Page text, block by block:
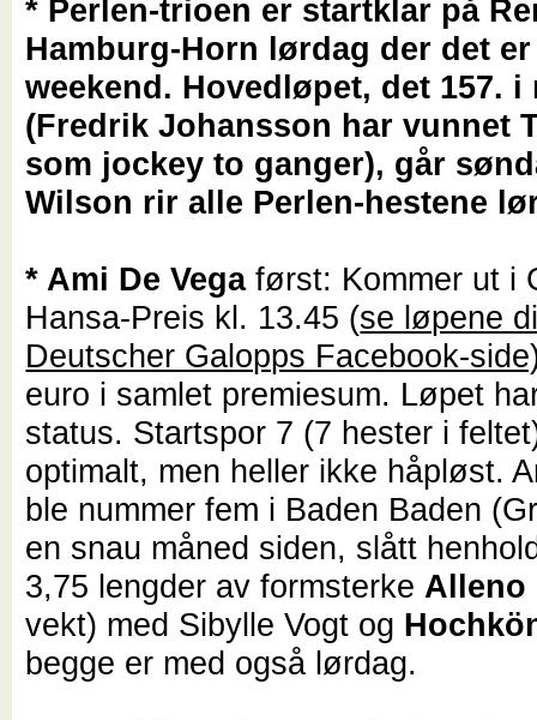
* Perlen-trioen er startklar på
Hamburg-Horn lørdag der det
weekend. Hovedløpet, det 157. i
(Fredrik Johansson har vunnet
som jockey to ganger), går
Wilson rir alle Perlen-hestene
* Ami De Vegaførst: Kommer ut i
Hansa-Preis kl. 13.45 (se løpene
Deutscher Galopps Facebook-
euro i samlet premiesum. Løpet
status. Startspor 7 (7 hester i
optimalt, men heller ikke håpløst.
ble nummer fem i Baden Baden
en snau måned siden, slått
3,75 lengder av formsterkeAlleno
vekt) med Sibylle Vogt og
begge er med også lørdag.